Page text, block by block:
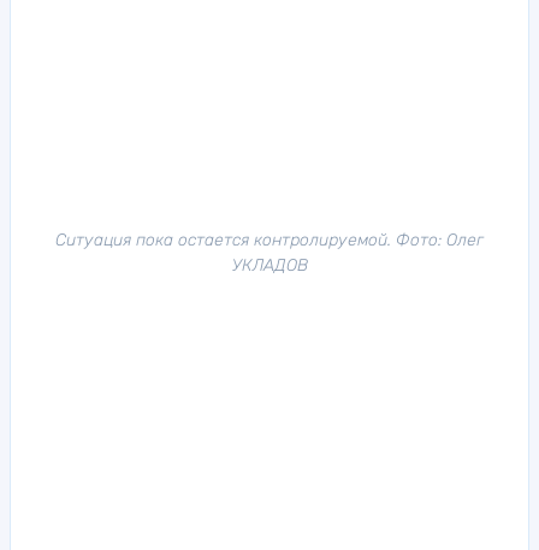
Ситуация пока остается контролируемой. Фото: Олег
УКЛАДОВ